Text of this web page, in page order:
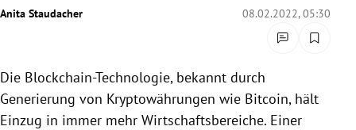
Untermenü
Untermenü
Anita Staudacher 08.02.2022, 05:30
Die Blockchain-Technologie, bekannt durch
Generierung von Kryptowährungen wie Bitcoin, hält
Einzug in immer mehr Wirtschaftsbereiche. Einer